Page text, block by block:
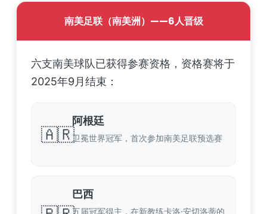
南美足联（南美洲）——6人晋级
六支南美球队已获得参赛资格，资格赛将于
2025年9月结束：
🇦🇷
阿根廷
卫冕世界冠军，首次参加南美足联预选赛
巴西
五届冠军得主，在新教练卡洛·安切洛蒂的